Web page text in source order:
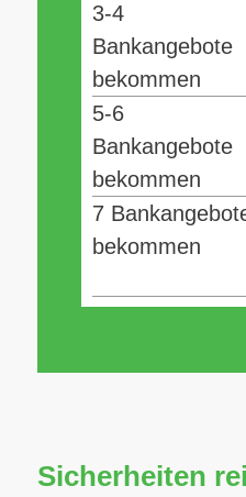
3-4
Bankangebote
bekommen
5-6
Bankangebote
bekommen
7
bekommen
Sicherheiten